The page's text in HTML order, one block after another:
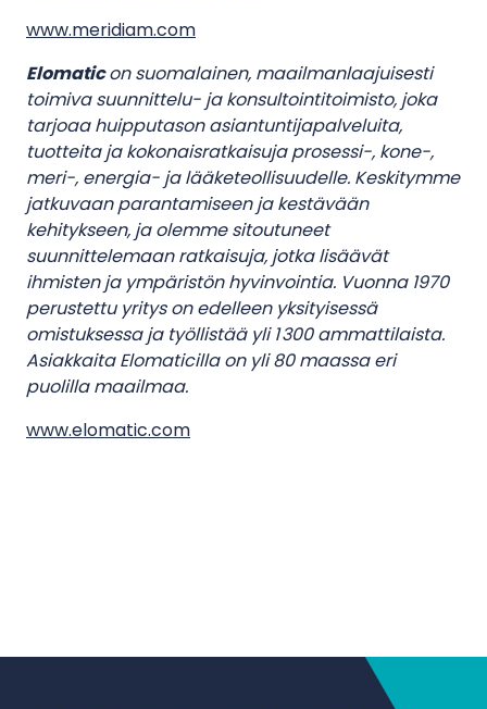
www.meridiam.com
Elomaticon suomalainen, maailmanlaajuisesti
toimiva suunnittelu- ja konsultointitoimisto, joka
tarjoaa huipputason asiantuntijapalveluita,
tuotteita ja kokonaisratkaisuja prosessi-, kone-,
meri-, energia- ja lääketeollisuudelle. Keskitymme
jatkuvaan parantamiseen ja kestävään
kehitykseen, ja olemme sitoutuneet
suunnittelemaan ratkaisuja, jotka lisäävät
ihmisten ja ympäristön hyvinvointia. Vuonna 1970
perustettu yritys on edelleen yksityisessä
omistuksessa ja työllistää yli 1 300 ammattilaista.
Asiakkaita Elomaticilla on yli 80 maassa eri
puolilla maailmaa.
www.elomatic.com